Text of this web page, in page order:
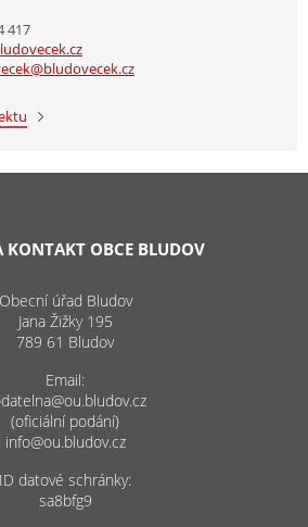
417
KONTAKT OBCE BLUDOV
Obecní úřad Bludov
Jana Žižky 195
789 61 Bludov
Email:
(oficiální podání)
info@ou.bludov.cz
ID datové schránky:
sa8bfg9